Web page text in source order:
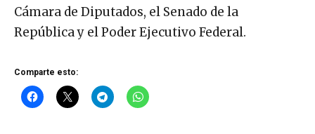
Cámara de Diputados, el Senado de la
República y el Poder Ejecutivo Federal.
Comparte esto: